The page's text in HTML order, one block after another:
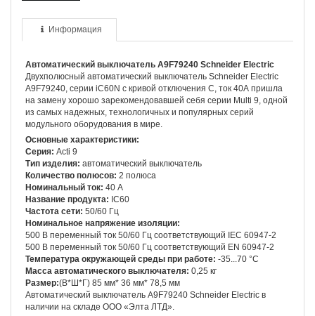
Информация
Автоматический выключатель A9F79240 Schneider Electric
Двухполюсный автоматический выключатель Schneider Electric
A9F79240, серии iC60N с кривой отключения С, ток 40А пришла
на замену хорошо зарекомендовавшей себя серии Multi 9, одной
из самых надежных, технологичных и популярных серий
модульного оборудования в мире.
Основные характеристики:
Серия: Acti 9
Тип изделия: автоматический выключатель
Количество полюсов: 2 полюса
Номинальный ток: 40 А
Название продукта: IC60
Частота сети: 50/60 Гц
Номинальное напряжение изоляции:
500 В переменный ток 50/60 Гц соответствующий IEC 60947-2
500 В переменный ток 50/60 Гц соответствующий EN 60947-2
Температура окружающей среды при работе: -35...70 °C
Масса автоматического выключателя: 0,25 кг
Размер:(В*Ш*Г) 85 мм* 36 мм* 78,5 мм
Автоматический выключатель A9F79240 Schneider Electric в
наличии на складе ООО «Элта ЛТД».